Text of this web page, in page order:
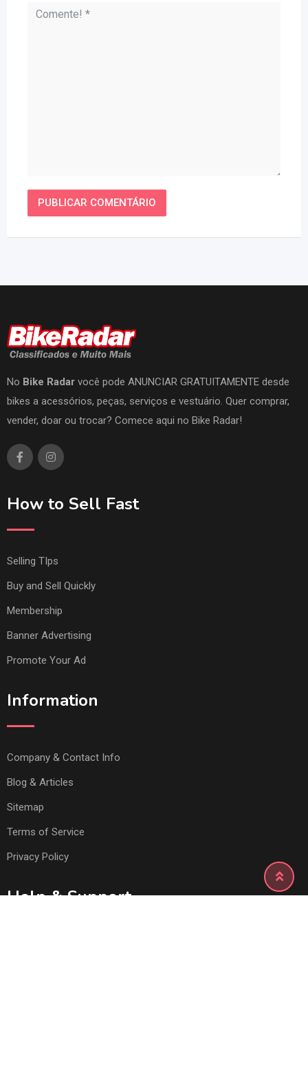
No Bike Radar você pode ANUNCIAR GRATUITAMENTE desde
bikes a acessórios, peças, serviços e vestuário. Quer comprar,
vender, doar ou trocar? Comece aqui no Bike Radar!
How to Sell Fast
Selling TIps
Buy and Sell Quickly
Membership
Banner Advertising
Promote Your Ad
Information
Company & Contact Info
Blog & Articles
Sitemap
Terms of Service
Privacy Policy
Help & Support